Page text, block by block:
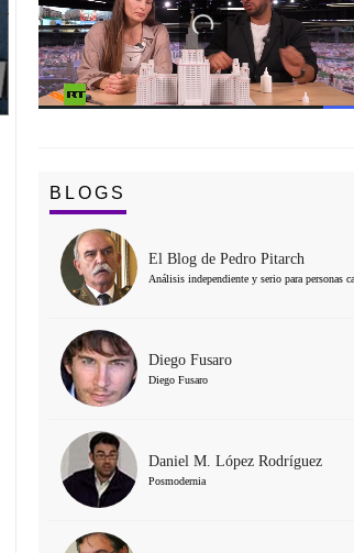
BLOGS
El Blog de Pedro Pitarch
Análisis independiente y serio para personas
Diego Fusaro
Diego Fusaro
Daniel M. López Rodríguez
Posmodernia